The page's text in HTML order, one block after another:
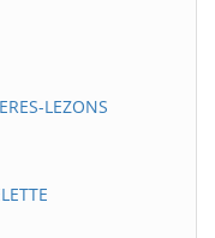
LEZONS